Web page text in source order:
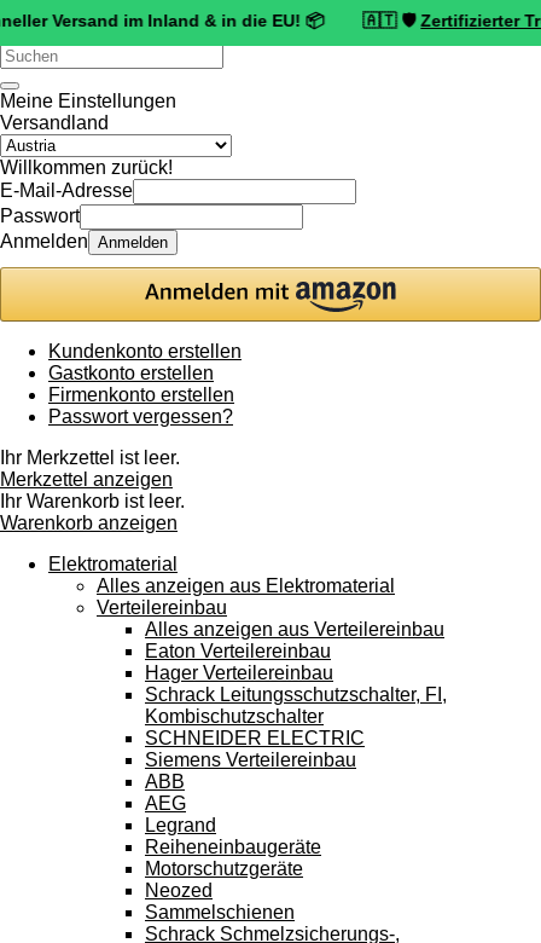
im Inland & in die EU! 📦 🇦🇹 🛡️ Zertifizierter Trusted
Verwende
die
oben
und
unten,
um
das
Ergebnis
auszuwählen.
Eingabetaste,
zum
ausgewählten
können
Touch-
und
Streichgesten
verwenden.
Meine Einstellungen
Versandland
Willkommen zurück!
E-Mail-Adresse
Passwort
Anmelden Anmelden
Kundenkonto erstellen
Gastkonto erstellen
Firmenkonto erstellen
Passwort vergessen?
Ihr Merkzettel ist leer.
Merkzettel anzeigen
Ihr Warenkorb ist leer.
Warenkorb anzeigen
Elektromaterial
Alles anzeigen aus Elektromaterial
Verteilereinbau
Alles anzeigen aus Verteilereinbau
Eaton Verteilereinbau
Hager Verteilereinbau
Schrack Leitungsschutzschalter, FI,
Kombischutzschalter
SCHNEIDER ELECTRIC
Siemens Verteilereinbau
ABB
AEG
Legrand
Reiheneinbaugeräte
Motorschutzgeräte
Neozed
Sammelschienen
Schrack Schmelzsicherungs-,